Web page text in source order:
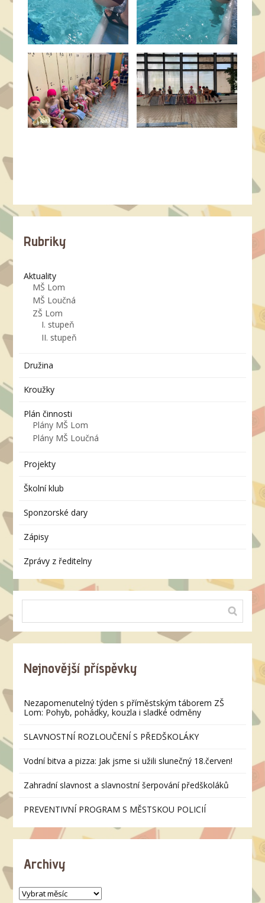
Rubriky
Aktuality
MŠ Lom
MŠ Loučná
ZŠ Lom
I. stupeň
II. stupeň
Družina
Kroužky
Plán činnosti
Plány MŠ Lom
Plány MŠ Loučná
Projekty
Školní klub
Sponzorské dary
Zápisy
Zprávy z ředitelny
Nejnovější příspěvky
Nezapomenutelný týden s příměstským táborem ZŠ
Lom: Pohyb, pohádky, kouzla i sladké odměny
SLAVNOSTNÍ ROZLOUČENÍ S PŘEDŠKOLÁKY
Vodní bitva a pizza: Jak jsme si užili slunečný 18.červen!
Zahradní slavnost a slavnostní šerpování předškoláků
PREVENTIVNÍ PROGRAM S MĚSTSKOU POLICIÍ
Archivy